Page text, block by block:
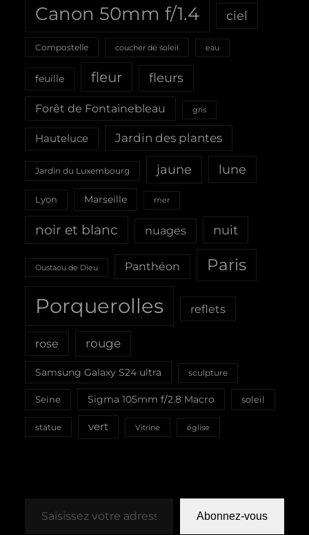
Canon 50mm f/1.4 ciel
Compostelle coucher de soleil eau
feuille fleur fleurs
Forêt de Fontainebleau gris
Hauteluce Jardin des plantes
Jardin du Luxembourg jaune lune
Lyon Marseille mer
noir et blanc nuages nuit
Oustaou de Dieu Panthéon Paris
Porquerolles reflets
rose rouge
Samsung Galaxy S24 ultra sculpture
Seine Sigma 105mm f/2.8 Macro soleil
statue vert Vitrine église
Abonnez-vous